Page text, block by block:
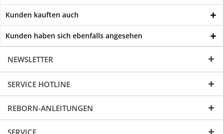
Kunden kauften auch
Kunden haben sich ebenfalls angesehen
NEWSLETTER
SERVICE HOTLINE
REBORN-ANLEITUNGEN
SERVICE